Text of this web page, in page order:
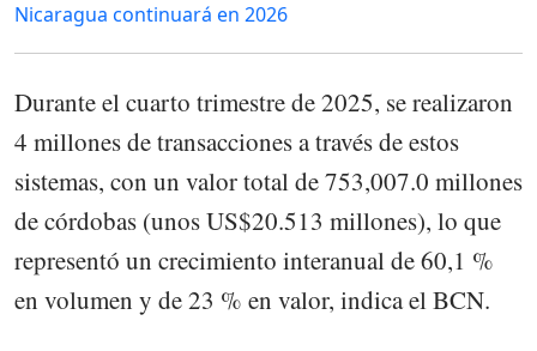
Nicaragua continuará en 2026
Durante el cuarto trimestre de 2025, se realizaron
4 millones de transacciones a través de estos
sistemas, con un valor total de 753,007.0 millones
de córdobas (unos US$20.513 millones), lo que
representó un crecimiento interanual de 60,1 %
en volumen y de 23 % en valor, indica el BCN.